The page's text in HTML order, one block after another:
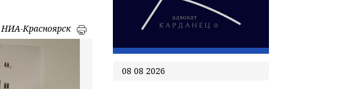
НИА-Красноярск
08 08 2026